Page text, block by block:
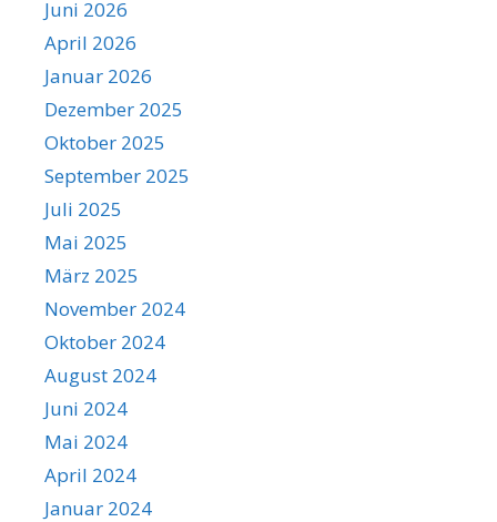
Juni 2026
April 2026
Januar 2026
Dezember 2025
Oktober 2025
September 2025
Juli 2025
Mai 2025
März 2025
November 2024
Oktober 2024
August 2024
Juni 2024
Mai 2024
April 2024
Januar 2024